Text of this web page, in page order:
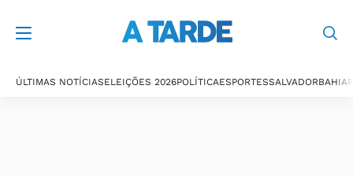
ÚLTIMAS NOTÍCIASELEIÇÕES 2026POLÍTICAESPORTESSALVADORBAHIA